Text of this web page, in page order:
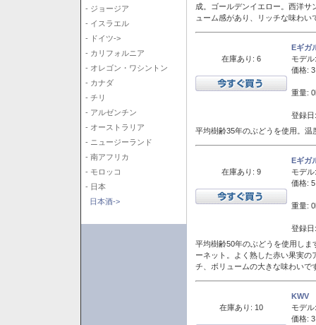
- ジョージア
- イスラエル
- ドイツ->
- カリフォルニア
- オレゴン・ワシントン
- カナダ
- チリ
- アルゼンチン
- オーストラリア
- ニュージーランド
- 南アフリカ
- モロッコ
- 日本
日本酒->
成。ゴールデンイエロー。西洋
ューム感があり、リッチな味わい
在庫あり: 6
Eギガ
モデル:
価格:
重量:
登録
平均樹齢35年のぶどうを使用。
在庫あり: 9
Eギガ
モデル:
価格:
重量:
登録
平均樹齢50年のぶどうを使用し
ーネット。よく熟した赤い果実
チ、ボリュームの大きな味わいで
在庫あり: 10
KWV
モデル:
価格: